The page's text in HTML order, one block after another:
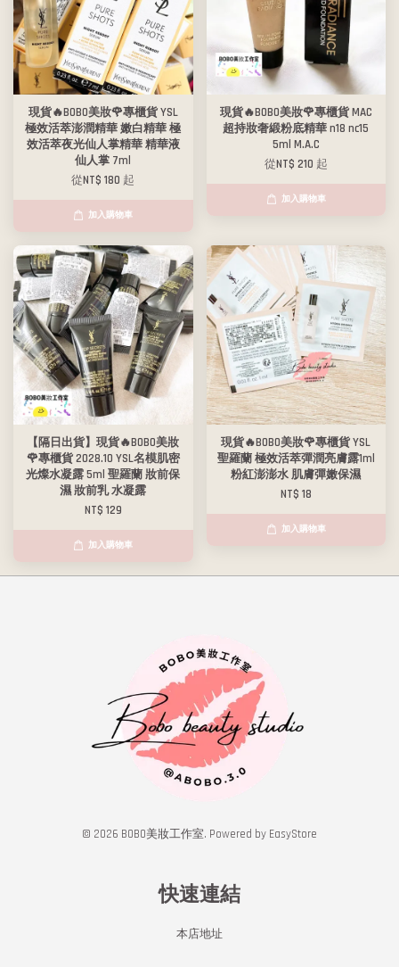
現貨🔥BOBO美妝🌹專櫃貨 YSL
極效活萃澎潤精華 嫩白精華 極
效活萃夜光仙人掌精華 精華液
仙人掌 7ml
從NT$ 180 起
加入購物車
現貨🔥BOBO美妝🌹專櫃貨 MAC
超持妝奢緞粉底精華 n18 nc15
5ml M.A.C
從NT$ 210 起
加入購物車
【隔日出貨】現貨🔥BOBO美妝
🌹專櫃貨 2028.10 YSL名模肌密
光燦水凝露 5ml 聖羅蘭 妝前保
濕 妝前乳 水凝露
NT$ 129
加入購物車
現貨🔥BOBO美妝🌹專櫃貨 YSL
聖羅蘭 極效活萃彈潤亮膚露1ml
粉紅澎澎水 肌膚彈嫩保濕
NT$ 18
加入購物車
© 2026 BOBO美妝工作室. Powered by EasyStore
快速連結
本店地址